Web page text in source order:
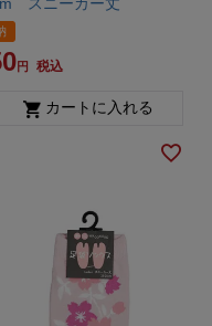
税込
カートに入れる